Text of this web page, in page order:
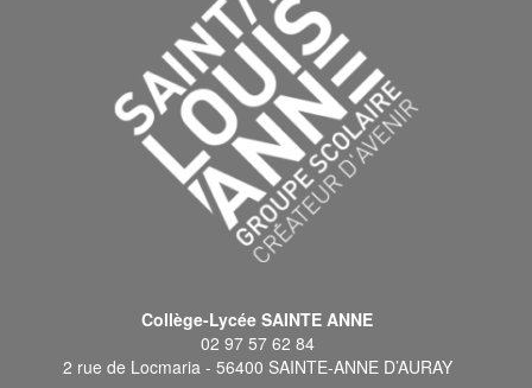
Collège-Lycée SAINTE ANNE
02 97 57 62 84
2 rue de Locmaria - 56400 SAINTE-ANNE D’AURAY